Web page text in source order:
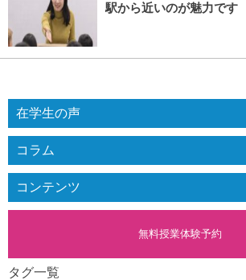
駅から近いのが魅力で
在学生の声
コラム
コンテンツ
無料授業体験予約
タグ一覧